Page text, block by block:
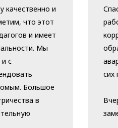
качественно и
что этот
и имеет
Мы
с
Большое
в
сих